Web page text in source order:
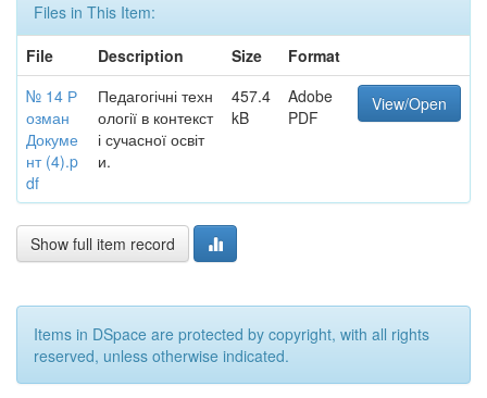
Files in This Item:
File
Description Size
Format
№ 14 Р
озман
Докуме
нт (4).p
df
Педагогічні техн
ології в контекст
і сучасної освіт
и.
457.4
kB
Adobe
PDF
View/Open
Show full item record
Items in DSpace are protected by copyright, with all rights
reserved, unless otherwise indicated.